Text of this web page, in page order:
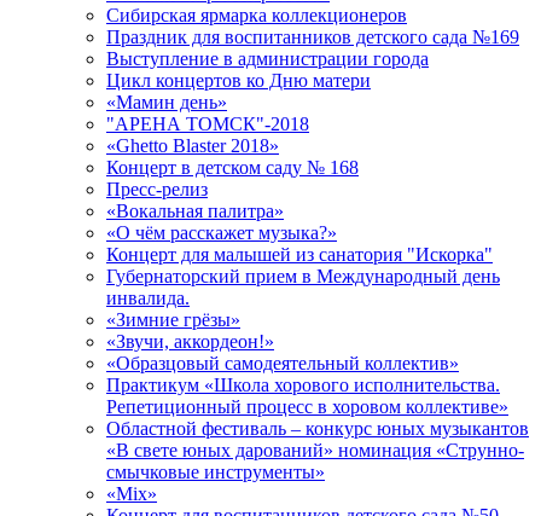
Сибирская ярмарка коллекционеров
Праздник для воспитанников детского сада №169
Выступление в администрации города
Цикл концертов ко Дню матери
«Мамин день»
"АРЕНА ТОМСК"-2018
«Ghetto Blaster 2018»
Концерт в детском саду № 168
Пресс-релиз
«Вокальная палитра»
«О чём расскажет музыка?»
Концерт для малышей из санатория "Искорка"
Губернаторский прием в Международный день
инвалида.
«Зимние грёзы»
«Звучи, аккордеон!»
«Образцовый самодеятельный коллектив»
Практикум «Школа хорового исполнительства.
Репетиционный процесс в хоровом коллективе»
Областной фестиваль – конкурс юных музыкантов
«В свете юных дарований» номинация «Струнно-
смычковые инструменты»
«Mix»